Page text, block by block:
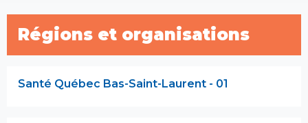
Régions et organisations
Santé Québec Bas-Saint-Laurent - 01